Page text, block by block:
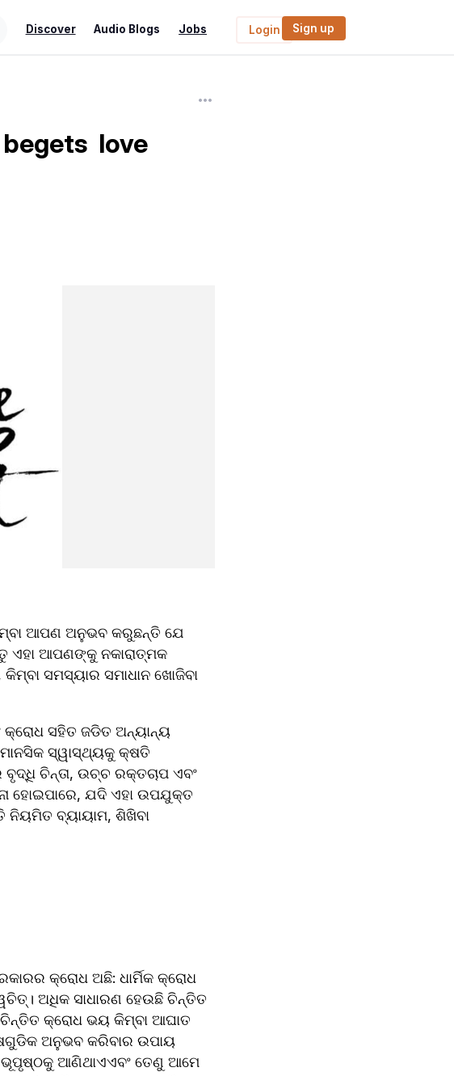
Discover Audio Blogs Jobs Login Sign up
love
କିମ୍ବା ଆପଣ ଅନୁଭବ କରୁଛନ୍ତି ଯେ
ଆପଣଙ୍କୁ ନକାରାତ୍ମକ
ସମସ୍ୟାର ସମାଧାନ ଖୋଜିବା
କ୍ରୋଧ ସହିତ ଜଡିତ ଅନ୍ୟାନ୍ୟ
ମାନସିକ ସ୍ୱାସ୍ଥ୍ୟକୁ କ୍ଷତି
ଚିନ୍ତା, ଉଚ୍ଚ ରକ୍ତଚାପ ଏବଂ
ହୋଇପାରେ, ଯଦି ଏହା ଉପଯୁକ୍ତ
ନିୟମିତ ବ୍ୟାୟାମ, ଶିଖିବା
କ୍ରୋଧ ଅଛି: ଧାର୍ମିକ କ୍ରୋଧ
ଅଧିକ ସାଧାରଣ ହେଉଛି ଚିନ୍ତିତ
ଚିନ୍ତିତ କ୍ରୋଧ ଭୟ କିମ୍ବା ଆଘାତ
ଅନୁଭବ କରିବାର ଉପାୟ
ଭୂପୃଷ୍ଠକୁ ଆଣିଥାଏଏବଂ ତେଣୁ ଆମେ